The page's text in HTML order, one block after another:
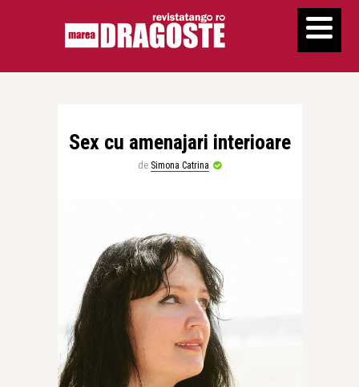
Sex cu amenajari interioare
de Simona Catrina